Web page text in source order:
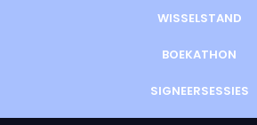
WISSELSTAND
BOEKATHON
SIGNEERSESSIES